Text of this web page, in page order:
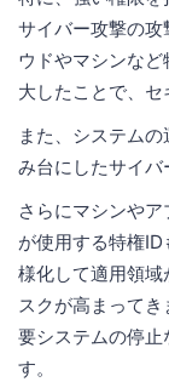
サイバー攻撃の
ウドやマシンな
大したことで、セ
また、システム
み台にしたサイバ
さらにマシンや
が使用する特権
様化して適用領域
スクが高まって
要システムの停止
す。